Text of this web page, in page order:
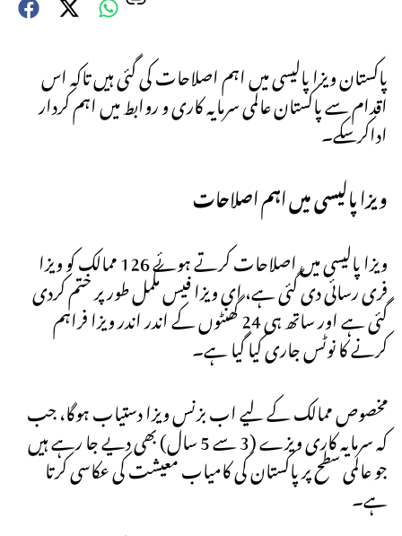
پاکستان ویزا پالیسی میں اہم اصلاحات کی گئی ہیں تاکہ اس
اقدام سے پاکستان عالمی سرمایہ کاری و روابط میں اہم کردار
اداکرسکے۔
ویزا پالیسی میں اہم اصلاحات
ویزا پالیسی میں اصلاحات کرتے ہوئے 126 ممالک کو ویزا
فری رسائی دی گئی ہے، ای ویزا فیس مکمل طور پر ختم کردی
گئی ہے اور ساتھ ہی 24 گھنٹوں کے اندر اندر ویزا فراہم
کرنے کا نوٹس جاری کیا گیا ہے۔
مخصوص ممالک کے لیے اب بزنس ویزا دستیاب ہوگا، جب
کہ سرمایہ کاری ویزے (3 سے 5 سال) بھی دیے جا رہے ہیں
جو عالمی سطح پر پاکستان کی کامیاب معیشت کی عکاسی کرتا
ہے۔